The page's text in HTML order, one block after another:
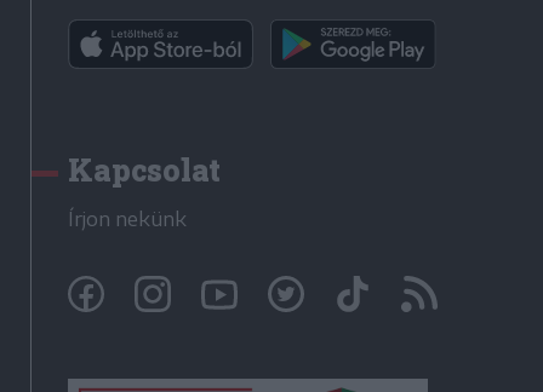
Kapcsolat
Írjon nekünk